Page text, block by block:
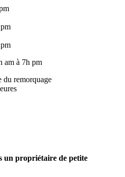
am à 7h pm
du remorquage
un propriétaire de petite